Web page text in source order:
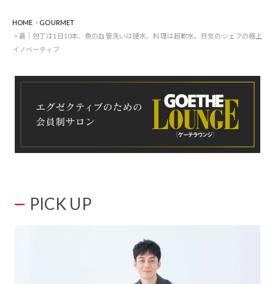
HOME
GOURMET
蒼｜包丁は1日10本、魚の血管洗いは硬水、料理は超軟水。狂気のシェフの極上
イノベーティブ
PICK UP